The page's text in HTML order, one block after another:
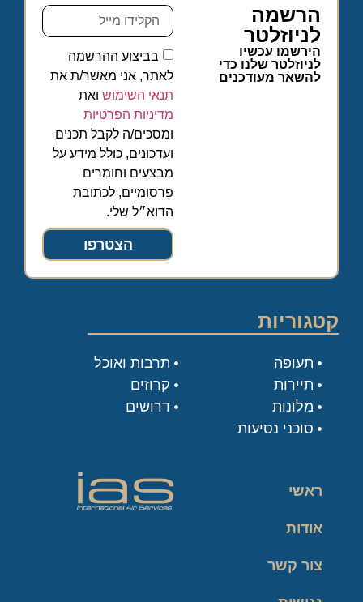
הרשמה
לניוזלטר
הירשמו עכשיו
לניוזלטר שלנו כדי
להשאר מעודכנים
בביצוע ההרשמה
לאתר, אני מאשר/ת את
תנאי השימוש ואת
מדיניות הפרטיות
ומסכים/ה לקבל תכנים
ועדכונים, כולל מידע על
מבצעים וחומרים
פרסומיים, לכתובת
הדוא״ל שלי.
הצטרפו
קטגוריות
תעופה
תיירות
מלונות
סוכני נסיעות
תרבות ואוכל
קרוזים
דרושים
ראשי
אודות
צור קשר